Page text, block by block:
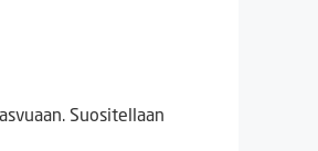
Suositellaan